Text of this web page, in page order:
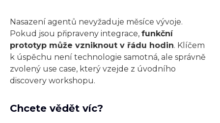
Nasazení agentů nevyžaduje měsíce vývoje.
Pokud jsou připraveny integrace, funkční
prototyp může vzniknout v řádu hodin. Klíčem
k úspěchu není technologie samotná, ale správně
zvolený use case, který vzejde z úvodního
discovery workshopu.
Chcete vědět víc?